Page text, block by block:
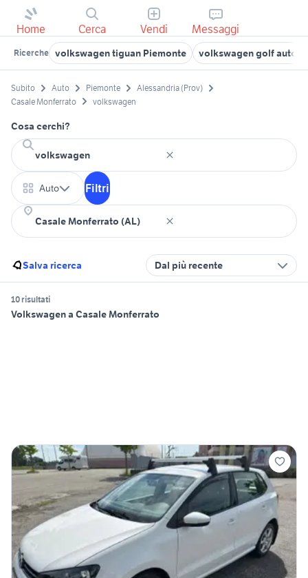
Home Cerca Vendi Messaggi
Ricerche volkswagen tiguan Piemonte volkswagen golf auto
Subito Auto Piemonte
Alessandria (Prov)
Casale Monferrato
volkswagen
Cosa cerchi?
Auto Filtri
Salva ricerca Dal più recente
10 risultati
Volkswagen a Casale Monferrato